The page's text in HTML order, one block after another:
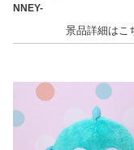
NNEY-